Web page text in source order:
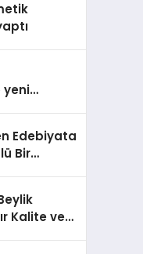
yeni
Edebiyata
Bir
Kalite ve